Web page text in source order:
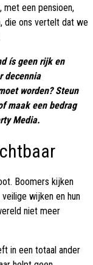
met een pensioen,
die ons vertelt dat we
ís geen rijk en
decennia
worden? Steun
maak een bedrag
Media.
Boomers kijken
wijken en hun
niet meer
in een totaal ander